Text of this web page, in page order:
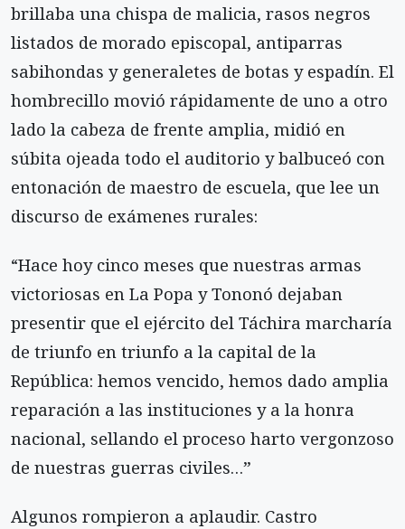
brillaba una chispa de malicia, rasos negros
listados de morado episcopal, antiparras
sabihondas y generaletes de botas y espadín. El
hombrecillo movió rápidamente de uno a otro
lado la cabeza de frente amplia, midió en
súbita ojeada todo el auditorio y balbuceó con
entonación de maestro de escuela, que lee un
discurso de exámenes rurales:
“Hace hoy cinco meses que nuestras armas
victoriosas en La Popa y Tononó dejaban
presentir que el ejército del Táchira marcharía
de triunfo en triunfo a la capital de la
República: hemos vencido, hemos dado amplia
reparación a las instituciones y a la honra
nacional, sellando el proceso harto vergonzoso
de nuestras guerras civiles…”
Algunos rompieron a aplaudir. Castro